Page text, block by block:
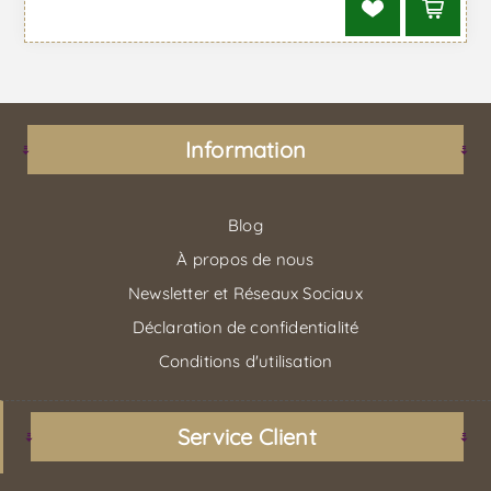
Information
Blog
À propos de nous
Newsletter et Réseaux Sociaux
Déclaration de confidentialité
Conditions d'utilisation
Service Client